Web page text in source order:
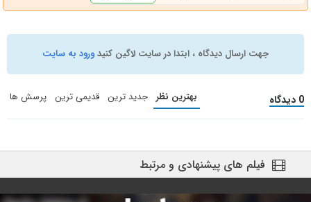
جهت ارسال دیدگاه ، ابتدا در سایت لاگین کنیدورود به سایت
0 دیدگاه بهترین نظر جدید ترین قدیمی ترین پرسش ها
فیلم های پیشنهادی و مرتبط